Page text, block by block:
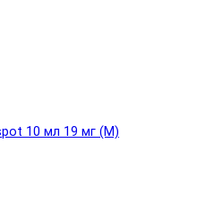
10 мл 19 мг (М)